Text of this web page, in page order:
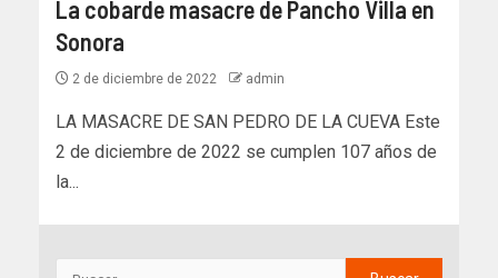
La cobarde masacre de Pancho Villa en
Sonora
2 de diciembre de 2022 admin
LA MASACRE DE SAN PEDRO DE LA CUEVA Este
2 de diciembre de 2022 se cumplen 107 años de
la...